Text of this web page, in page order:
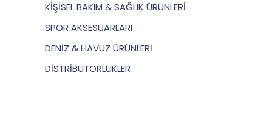
KİŞİSEL BAKIM & SAĞLIK ÜRÜNLERİ
SPOR AKSESUARLARI
DENİZ & HAVUZ ÜRÜNLERİ
DİSTRİBÜTÖRLÜKLER